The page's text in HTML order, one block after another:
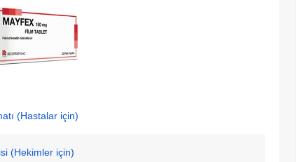
(Hastalar için)
(Hekimler için)